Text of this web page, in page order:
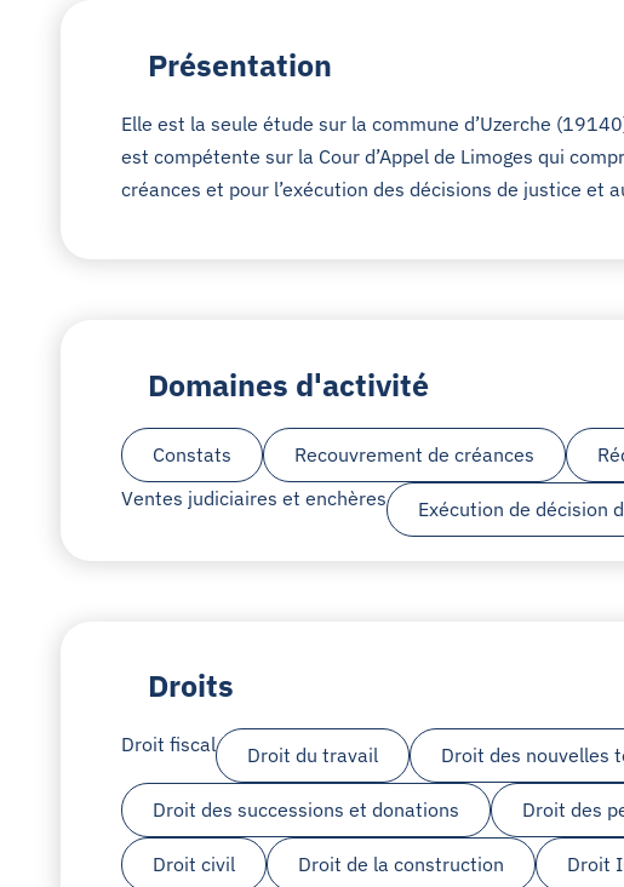
Présentation
Elle est la seule étude sur la commune d’Uzerche
est compétente sur la Cour d’Appel de Limoges qui
créances et pour l’exécution des décisions de justice et
Domaines d'activité
Constats Recouvrement de créances
Ventes judiciaires et enchères Exécution de décision
Droits
Droit fiscal Droit du travail Droit des nouvelles
Droit des successions et donations Droit des
Droit civil Droit de la construction Droit